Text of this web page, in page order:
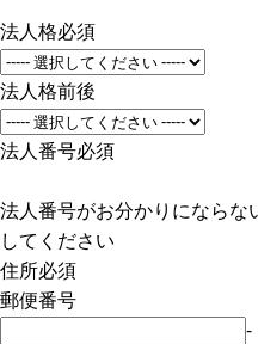
法人格必須
法人格前後
法人番号必須
法人番号がお分かりにならな
してください
住所必須
郵便番号
-